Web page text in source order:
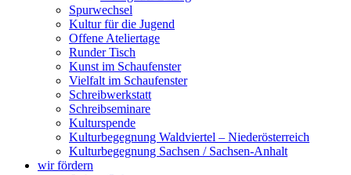
Spurwechsel
Kultur für die Jugend
Offene Ateliertage
Runder Tisch
Kunst im Schaufenster
Vielfalt im Schaufenster
Schreibwerkstatt
Schreibseminare
Kulturspende
Kulturbegegnung Waldviertel – Niederösterreich
Kulturbegegnung Sachsen / Sachsen-Anhalt
wir fördern